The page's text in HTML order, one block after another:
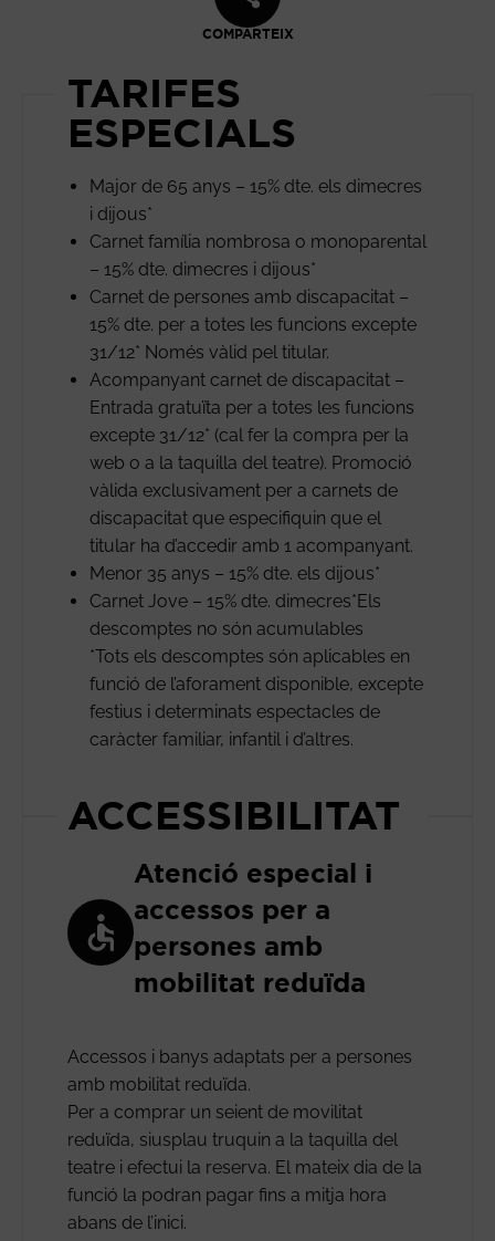
COMPARTEIX
TARIFES
ESPECIALS
Major de 65 anys – 15% dte. els dimecres
i dijous*
Carnet família nombrosa o monoparental
– 15% dte. dimecres i dijous*
Carnet de persones amb discapacitat –
15% dte. per a totes les funcions excepte
31/12* Només vàlid pel titular.
Acompanyant carnet de discapacitat –
Entrada gratuïta per a totes les funcions
excepte 31/12* (cal fer la compra per la
web o a la taquilla del teatre). Promoció
vàlida exclusivament per a carnets de
discapacitat que especifiquin que el
titular ha d’accedir amb 1 acompanyant.
Menor 35 anys – 15% dte. els dijous*
Carnet Jove – 15% dte. dimecres*Els
descomptes no són acumulables
*Tots els descomptes són aplicables en
funció de l’aforament disponible, excepte
festius i determinats espectacles de
caràcter familiar, infantil i d’altres.
ACCESSIBILITAT
Atenció especial i
accessos per a
persones amb
mobilitat reduïda
Accessos i banys adaptats per a persones
amb mobilitat reduïda.
Per a comprar un seient de movilitat
reduïda, siusplau truquin a la taquilla del
teatre i efectui la reserva. El mateix dia de la
funció la podran pagar fins a mitja hora
abans de l’inici.